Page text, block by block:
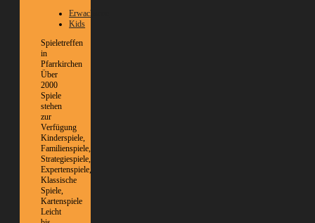
Erwachsene
Kids
Spieletreffen
in
Pfarrkirchen
Über
2000
Spiele
stehen
zur
Verfügung
Kinderspiele,
Familienspiele,
Strategiespiele,
Expertenspiele,
Klassische
Spiele,
Kartenspiele
Leicht